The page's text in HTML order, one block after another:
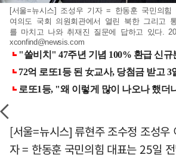
[서울=뉴시스] 조성우 기자 = 한동훈 국민의
여의도 국회 의원회관에서 열린 북한 그리고
를 마치고 나와 취재진 질문에 답하고 있다.
xconfind@newsis.com
[서울=뉴시스] 류현주 조수정 조성우
자 = 한동훈 국민의힘 대표는 25일